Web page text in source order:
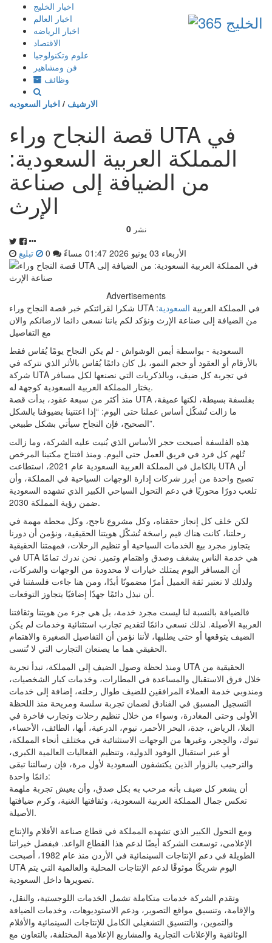
إذهب
المحتوى
اخبار الخليج
اخبار العالم
اخبار الرياضه
الاقتصاد
علوم وتكنولوجيا
فن ومشاهير
وظائف
الارشيف / اخبار السعوديه
قصة النجاح وراء UTA في
المملكة العربية السعودية:
من الضيافة إلى صناعة
الإرث
0 نشر
الأربعاء 03 يونيو 2026 01:47 مساءً تبليغ
Advertisements
شكرا لقرائتكم خبر قصة النجاح وراء UTA في المملكة العربية السعودية:
من الضيافة إلى صناعة الإرث ونؤكد لكم باننا نسعى دائما لارضائكم والان
مع التفاصيل
السعودية - بواسطة أيمن الوشواش - لم يكن النجاح يومًا يُقاس فقط
بالأرقام أو العقود أو حجم النمو، بل كان دائمًا يُقاس بالأثر الذي نتركه في
شركة UTA في تجربة كل ضيف، وبالذكريات التي نصنعها لكل مسافر
يختار المملكة العربية السعودية كوجهة له.
منذ أكثر من سبعة عقود، بدأت قصة UTA بفلسفة بسيطة، لكنها عميقة،
ما زالت تُشكّل أساس عملنا حتى اليوم: “إذا اعتنينا بضيوفنا بالشكل
الصحيح، فإن النجاح سيأتي بشكل طبيعي”.
هذه الفلسفة أصبحت حجر الأساس الذي بُنيت عليه الشركة، وما زالت
تُلهم كل فرد في فريق العمل حتى اليوم. ومنذ افتتاح مكتبنا المرخص
بالكامل في المملكة العربية السعودية عام 2021، استطاعت UTA أن
تصبح واحدة من أبرز شركات إدارة الوجهات السياحية في المملكة، وأن
تلعب دورًا محوريًا في دعم التحول السياحي الكبير الذي تشهده السعودية
ضمن رؤية المملكة 2030.
لكن خلف كل إنجاز حققناه، وكل مشروع ناجح، وكل محطة مهمة في
رحلتنا، كانت هناك قيم راسخة تُشكّل هويتنا الحقيقية، ونؤمن أن دورنا
يتجاوز مجرد بيع الخدمات السياحية أو تنظيم الرحلات، فمهمتنا الحقيقية
في UTA هي خدمة الناس بشغف وصدق واهتمام وتميز. نحن ندرك تمامًا
أن المسافر اليوم يمتلك خيارات لا محدودة من الوجهات والشركات،
ولذلك لا نعتبر ثقة العميل أمرًا مضمونًا أبدًا، ومن هنا جاءت فلسفتنا في
أن نبذل دائمًا جهدًا إضافيًا يتجاوز التوقعات.
فالضيافة بالنسبة لنا ليست مجرد خدمة، بل هي جزء من هويتنا وثقافتنا
العربية الأصيلة. لذلك نسعى دائمًا لتقديم تجارب استثنائية وخدمات لم يكن
الضيف يتوقعها أو حتى يطلبها، لأننا نؤمن أن التفاصيل الصغيرة والاهتمام
الحقيقي هما ما يصنعان التجارب التي لا تُنسى.
ومنذ لحظة وصول الضيف إلى المملكة، تبدأ تجربة UTA الحقيقية من
خلال فرق الاستقبال والمساعدة في المطارات، وخدمات كبار الشخصيات،
ومندوبي خدمة العملاء المرافقين للضيف طوال رحلته، إضافة إلى خدمات
التسجيل المسبق في الفنادق لضمان تجربة سلسة ومريحة منذ اللحظة
الأولى وحتى المغادرة، وسواء من خلال تنظيم رحلات وتجارب فاخرة في
العلا، الرياض، جدة، البحر الأحمر، نيوم، الدرعية، أبها، الطائف، الأحساء،
تبوك، والحِجر، وغيرها من الوجهات الاستثنائية في مختلف أنحاء المملكة،
أو عبر استقبال الوفود الدولية، وتنظيم الفعاليات العالمية الكبرى،
والترحيب بالزوار الذين يكتشفون السعودية لأول مرة، فإن رسالتنا تبقى
دائمًا واحدة:
أن يشعر كل ضيف بأنه مرحب به بكل صدق، وأن يعيش تجربة ملهمة
تعكس جمال المملكة العربية السعودية، وثقافتها الغنية، وكرم ضيافتها
الأصيلة.
ومع التحول الكبير الذي تشهده المملكة في قطاع صناعة الأفلام والإنتاج
الإعلامي، توسعت الشركة أيضًا لدعم هذا القطاع الواعد. فبفضل خبراتنا
الطويلة في دعم الإنتاجات السينمائية في الأردن منذ عام 1982، أصبحت
UTA اليوم شريكًا موثوقًا لدعم الإنتاجات المحلية والعالمية التي يتم
تصويرها داخل السعودية.
وتقدم الشركة خدمات متكاملة تشمل الخدمات اللوجستية، والنقل،
والإقامة، وتنسيق مواقع التصوير، ودعم الاستوديوهات، وخدمات الضيافة
والتموين، والتنسيق التشغيلي الكامل للإنتاجات السينمائية والأفلام
الوثائقية والإعلانات التجارية والمشاريع الإعلامية المختلفة، بالتعاون مع